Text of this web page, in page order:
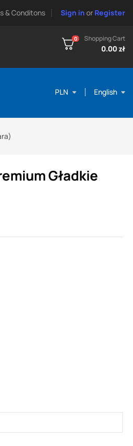
& Conditons Sign in or Register
0 Shopping Cart
0.00 zł
PLN English
Gładkie